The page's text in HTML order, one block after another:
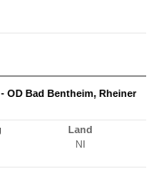
OD Bad Bentheim, Rheiner
Land
NI